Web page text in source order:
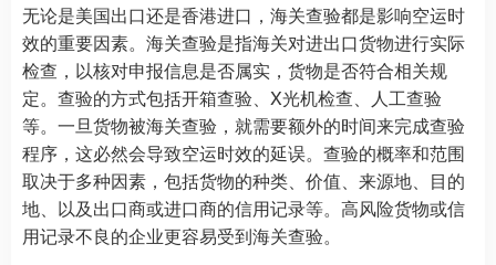
无论是美国出口还是香港进口，海关查验都是影响空运时
效的重要因素。海关查验是指海关对进出口货物进行实际
检查，以核对申报信息是否属实，货物是否符合相关规
定。查验的方式包括开箱查验、X光机检查、人工查验
等。一旦货物被海关查验，就需要额外的时间来完成查验
程序，这必然会导致空运时效的延误。查验的概率和范围
取决于多种因素，包括货物的种类、价值、来源地、目的
地、以及出口商或进口商的信用记录等。高风险货物或信
用记录不良的企业更容易受到海关查验。